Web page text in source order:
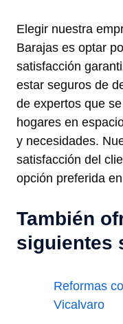
Elegir nuestra
Barajas es optar
satisfacción
estar seguros de
de expertos que
hogares en
y necesidades.
satisfacción del
opción preferida
También
siguientes
Reformas
Vicalvaro